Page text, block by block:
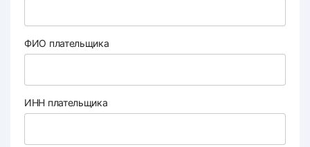
ФИО плательщика
ИНН плательщика